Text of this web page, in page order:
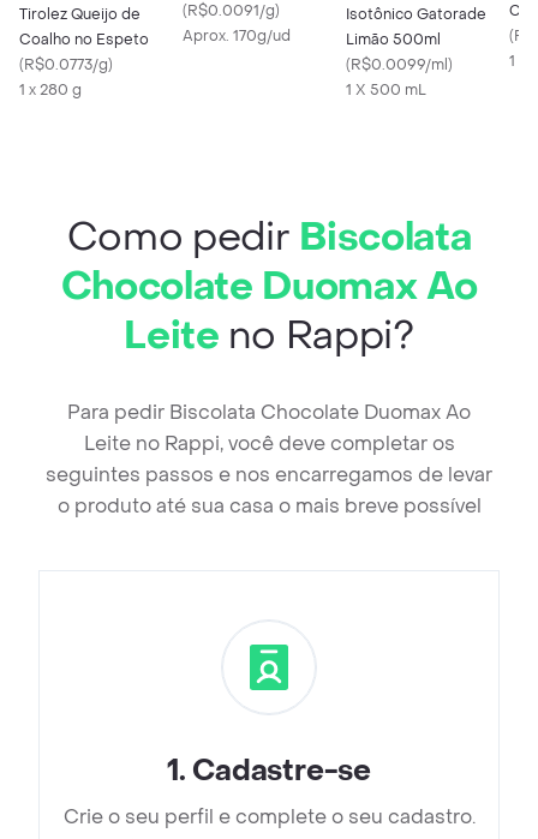
Tirolez Queijo de
Coalho no Espeto
(R$0.0773/g)
1 x 280 g
(R$0.0091/g)
Aprox. 170g/ud
Isotônico Gatorade
Limão 500ml
(R$0.0099/ml)
1 X 500 mL
(
1 X
Como pedir Biscolata
Chocolate Duomax Ao
Leite no Rappi?
Para pedir Biscolata Chocolate Duomax Ao
Leite no Rappi, você deve completar os
seguintes passos e nos encarregamos de levar
o produto até sua casa o mais breve possível
1. Cadastre-se
Crie o seu perfil e complete o seu cadastro.